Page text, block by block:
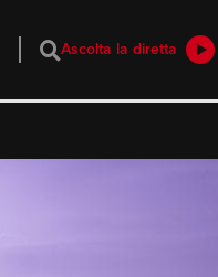
Ascolta la diretta